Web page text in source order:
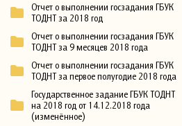
Отчет о выполнении госзадания ГБУК
ТОДНТ за 2018 год
Отчет о выполнении госзадания ГБУК
ТОДНТ за 9 месяцев 2018 года
Отчет о выполнении госзадания ГБУК
ТОДНТ за первое полугодие 2018 года
Государственное задание ГБУК ТОДНТ
на 2018 год от 14.12.2018 года
(изменённое)